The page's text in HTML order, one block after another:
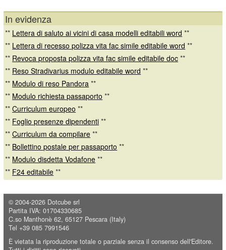
In evidenza
** Lettera di saluto ai vicini di casa modelli editabili word **
** Lettera di recesso polizza vita fac simile editabile word **
** Revoca proposta polizza vita fac simile editabile doc **
** Reso Stradivarius modulo editabile word **
** Modulo di reso Pandora **
** Modulo richiesta passaporto **
**Curriculum europeo **
** Foglio presenze dipendenti **
**Curriculum da compilare **
** Bollettino postale per passaporto **
** Modulo disdetta Vodafone **
** F24 editabile **
© 2004-2026 Dotcube srl
Partita IVA: 01704330685
C.so Manthonè 62, 65127 Pescara (Italy)
Tel +39 085 7991546
È vietata la riproduzione totale o parziale senza il consenso dell'Editore.